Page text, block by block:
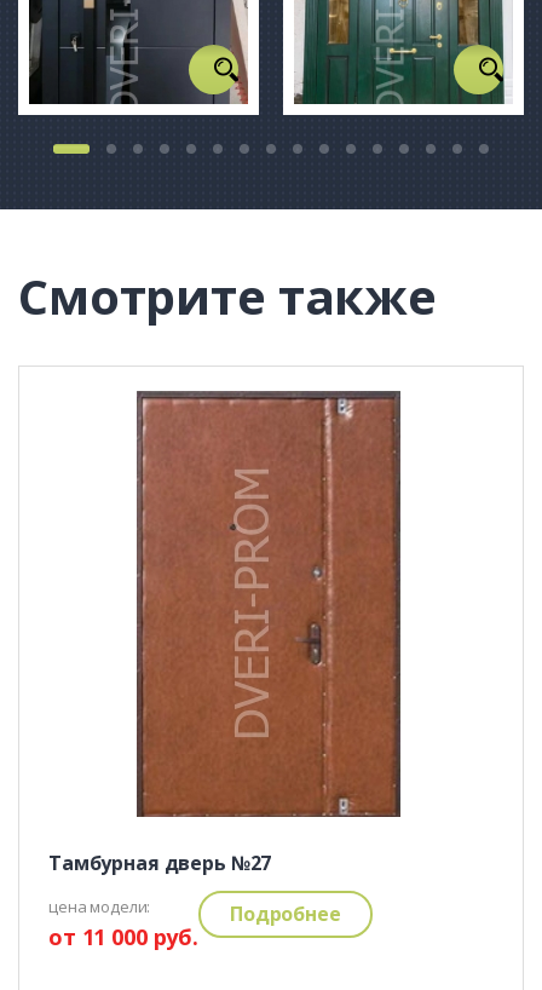
Смотрите также
Тамбурная дверь №27
цена модели:
от 11 000 руб.
Подробнее